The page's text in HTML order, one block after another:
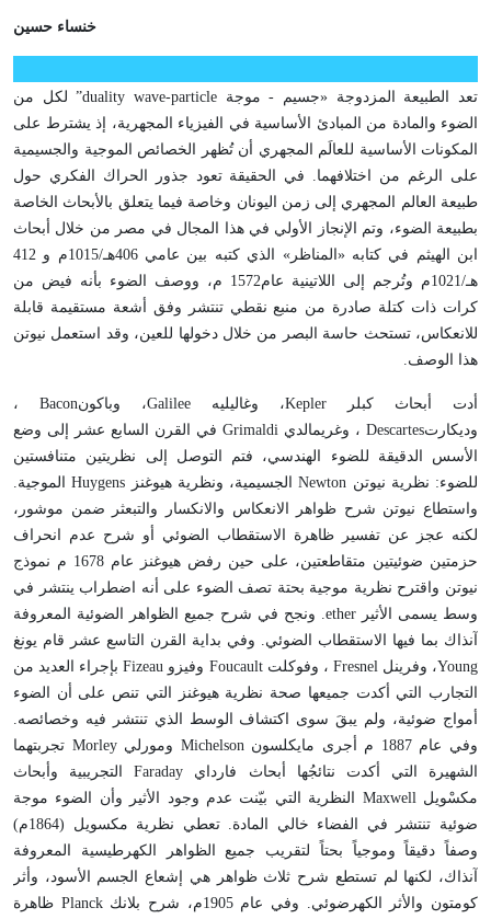
خنساء حسين
تعد الطبيعة المزدوجة «جسيم - موجة wave-particle
duality” لكل من
الضوء والمادة من المبادئ الأساسية في الفيزياء المجهرية، إذ يشترط على
المكونات الأساسية للعالَم المجهري أن تُظهر الخصائص الموجية والجسيمية
على الرغم من اختلافهما. في الحقيقة تعود جذور الحراك الفكري حول
طبيعة العالم المجهري إلى زمن اليونان وخاصة فيما يتعلق بالأبحاث الخاصة
بطبيعة الضوء، وتم الإنجاز الأولي في هذا المجال في مصر من خلال أبحاث
ابن الهيثم في كتابه «المناظر» الذي كتبه بين عامي 406هـ/1015م و 412
هـ/1021م وتُرجم إلى اللاتينية عام1572 م، ووصف الضوء بأنه فيض من
كرات ذات كتلة صادرة من منبع نقطي تنتشر وفق أشعة مستقيمة قابلة
للانعكاس، تستحث حاسة البصر من خلال دخولها للعين، وقد استعمل نيوتن
هذا الوصف.
أدت أبحاث كبلر Kepler، وغاليليه Galilee، وباكونBacon ،
وديكارتDescartes ، وغريمالدي Grimaldi في القرن السابع عشر إلى وضع
الأسس الدقيقة للضوء الهندسي، فتم التوصل إلى نظريتين متنافستين
للضوء: نظرية نيوتن Newtonالجسيمية، ونظرية هيوغنز Huygensالموجية.
واستطاع نيوتن شرح ظواهر الانعكاس والانكسار والتبعثر ضمن موشور،
لكنه عجز عن تفسير ظاهرة الاستقطاب الضوئي أو شرح عدم انحراف
حزمتين ضوئيتين متقاطعتين، على حين رفض هيوغنز عام 1678 م نموذج
نيوتن واقترح نظرية موجية بحتة تصف الضوء على أنه اضطراب ينتشر في
وسط يسمى الأثير ether. ونجح في شرح جميع الظواهر الضوئية المعروفة
آنذاك بما فيها الاستقطاب الضوئي. وفي بداية القرن التاسع عشر قام يونغ
Young، وفرينلFresnel ، وفوكلتFoucault وفيزو Fizeauبإجراء العديد من
التجارب التي أكدت جميعها صحة نظرية هيوغنز التي تنص على أن الضوء
أمواج ضوئية، ولم يبقَ سوى اكتشاف الوسط الذي تنتشر فيه وخصائصه.
وفي عام 1887 م أجرى مايكلسون
Michelson ومورليMorley تجربتهما
الشهيرة التي أكدت نتائجُها أبحاث فارداي Faradayالتجريبية وأبحاث
مكسْويلMaxwell النظرية التي بيّنت عدم وجود الأثير وأن الضوء موجة
ضوئية تنتشر في الفضاء خالي المادة. تعطي نظرية مكسويل (1864م)
وصفاً دقيقاً وموجياً بحتاً لتقريب جميع الظواهر الكهرطيسية المعروفة
آنذاك، لكنها لم تستطع شرح ثلاث ظواهر هي إشعاع الجسم الأسود، وأثر
كومتون والأثر الكهرضوئي. وفي عام 1905م، شرح بلانك
Planck ظاهرة